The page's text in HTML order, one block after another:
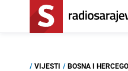
/ VIJESTI / BOSNA I